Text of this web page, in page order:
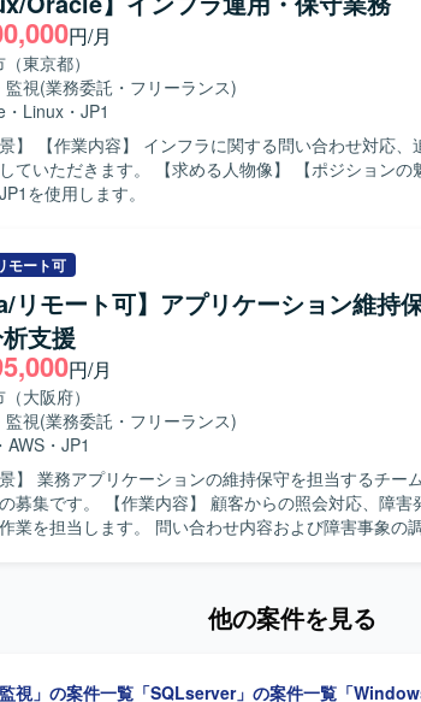
タメンテナンスとして、病院情報システムおよび一部
問い合わせ対応、頻度の高い文書マスタの週次リリー
を実施いたします。 DWH保守・データ抽出として、
請に基づくデータ抽出、アクセス権限設定・管理、
業務を遂行できる方を求めています。手順に沿って正
切り分けや関係者との調整ができる方を歓迎いたします。 【ポジショ
ステム全体の保守運用に携わることで、電子カルテ
テムに関する知識や経験を積むことができます。現場
ステム、DWH、資産管理システムなどを利用した保
円/月
東京都）
監視(業務委託・フリーランス)
・ Linux ・ JP1
、インシデント対応な
求める人物像】 【ポジションの魅力】 【開発環境】 Linux、
を使用します。
モート可
リモート可】アプリケーション維持
支援
円/月
大阪府）
監視(業務委託・フリーランス)
・ AWS ・ JP1
景】 業務アプリケーションの維持保守を担当するチー
らの照会対応、障害発生時の原因分析、システムの
業を担当します。 問い合わせ内容および障害事象の
にコミュニケーションを取りながら主体的に運用保守
、JP1、Java、Bash、Excelを使用します。
他の案件を見る
監視」の案件一覧 「SQLserver」の案件一覧 「